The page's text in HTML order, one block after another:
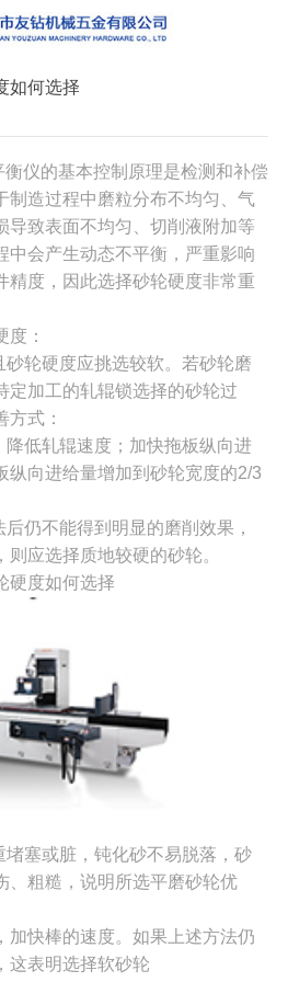
如何选择
仪的基本控制原理是检测和补偿
制造过程中磨粒分布不均匀、气
导致表面不均匀、切削液附加等
中会产生动态不平衡，严重影响
精度，因此选择砂轮硬度非常重
：
轮硬度应挑选较软。若砂轮磨
定加工的轧辊锁选择的砂轮过
式：
低轧辊速度；加快拖板纵向进
纵向进给量增加到砂轮宽度的2/3
不能得到明显的磨削效果，
应选择质地较硬的砂轮。
度如何选择
塞或脏，钝化砂不易脱落，砂
、粗糙，说明所选平磨砂轮优
快棒的速度。如果上述方法仍
这表明选择软砂轮